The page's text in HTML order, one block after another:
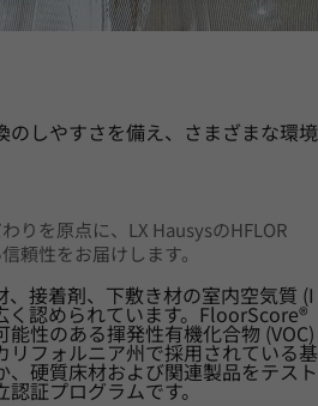
のしやすさを備え、さまざまな環境
りを原点に、LX HausysのHFLOR
頼性をお届けします。
接着剤、下敷き材の室内空気質 (I
く認められています。FloorScore®
性のある揮発性有機化合物 (VOC)
リフォルニア州で採用されている基
、硬質床材および関連製品をテスト
認証プログラムです。